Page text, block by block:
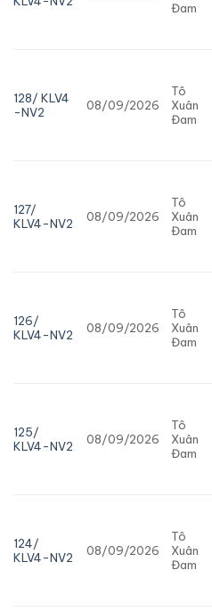
Đam
128/ KLV4
-NV2
08/09/2026
Tô
Xuân
Đam
127/
KLV4-NV2
08/09/2026
Tô
Xuân
Đam
126/
KLV4-NV2
08/09/2026
Tô
Xuân
Đam
125/
KLV4-NV2
08/09/2026
Tô
Xuân
Đam
124/
KLV4-NV2
08/09/2026
Tô
Xuân
Đam